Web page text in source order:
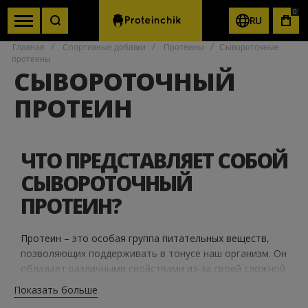
RU
0
Главная Спортивные добавки Протеины
Сывороточные
протеины
СЫВОРОТОЧНЫЙ
ПРОТЕИН
ЧТО ПРЕДСТАВЛЯЕТ СОБОЙ
СЫВОРОТОЧНЫЙ
ПРОТЕИН?
Протеин – это особая группа питательных веществ,
позволяющих поддерживать в тонусе наш организм. Он
обладает различными свойствами из-за своей сложной
высокомолекулярной структуры. В нем почти
полностью отсутствуют углеводы и жиры.
Показать больше